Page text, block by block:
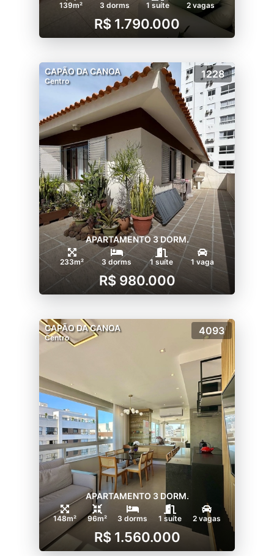
139m² 3 dorms 1 suíte 2 vagas
R$ 1.790.000
CAPÃO DA CANOA
Centro
1228
APARTAMENTO 3 DORM.
233m² 3 dorms 1 suíte 1 vaga
R$ 980.000
CAPÃO DA CANOA
Centro
4093
APARTAMENTO 3 DORM.
148m² 96m² 3 dorms 1 suíte 2 vagas
R$ 1.560.000